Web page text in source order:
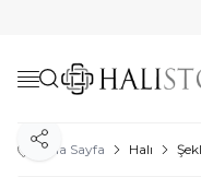
Ana Sayfa Halı
Paylaş